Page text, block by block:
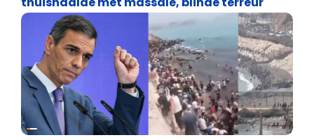
Asiel en Migratie